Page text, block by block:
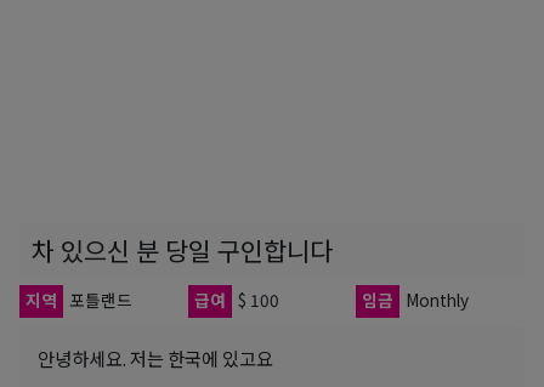
차 있으신 분 당일 구인합니다
지역 포틀랜드 급여 $ 100 임금 Monthly
안녕하세요. 저는 한국에 있고요